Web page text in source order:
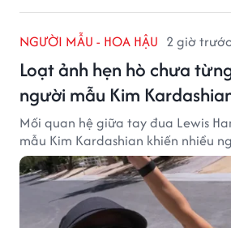
NGƯỜI MẪU - HOA HẬU 2 giờ trước
Loạt ảnh hẹn hò chưa
người mẫu Kim
Mối quan hệ giữa tay đua Lewis
mẫu Kim Kardashian khiến nhiều